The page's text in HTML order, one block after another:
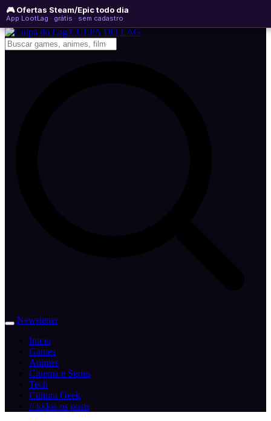
🎮 Ofertas Steam/Epic todo dia
App LootLag · grátis · sem cadastro
domingo, 09 de agosto de 2026 WhatsApp
Newsletter
CULPA DO LAG
Newsletter
Inicio
Games
Animes
Cinema e Series
Tech
Cultura Geek
// todos os posts